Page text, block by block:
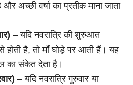
अच्छी वर्षा का प्रतीक माना जाता
– यदि नवरात्रि की शुरुआत
होती है, तो माँ घोड़े पर आती हैं। यह
का संकेत देता है।
– यदि नवरात्रि गुरुवार या